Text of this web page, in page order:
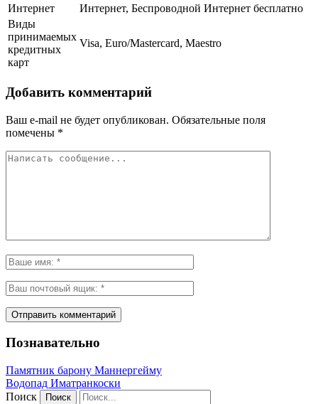
Интернет
Интернет, Беспроводной Интернет бесплатно
Виды
принимаемых
кредитных
карт
Visa, Euro/Mastercard, Maestro
Добавить комментарий
Ваш e-mail не будет опубликован. Обязательные поля
помечены *
Познавательно
Памятник барону Маннергейму
Водопад Иматранкоски
Поиск